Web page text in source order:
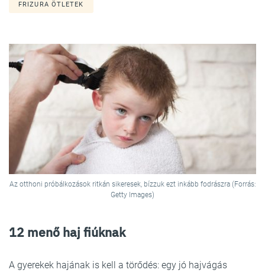
FRIZURA ÖTLETEK
Az otthoni próbálkozások ritkán sikeresek, bízzuk ezt inkább fodrászra (Forrás:
Getty Images)
12 menő haj fiúknak
A gyerekek hajának is kell a törődés: egy jó hajvágás